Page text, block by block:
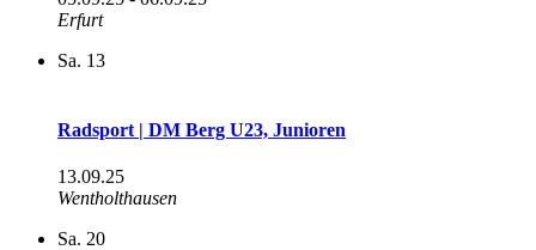
Erfurt
Sa. 13
Radsport | DM Berg U23, Junioren
13.09.25
Wentholthausen
Sa. 20